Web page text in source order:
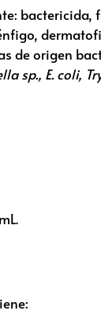
bactericida,
de origen
sp., E. coli,